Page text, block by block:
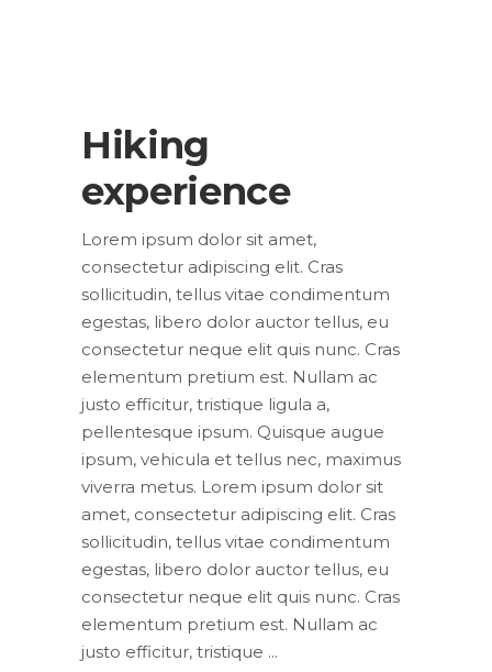
Hiking
experience
Lorem ipsum dolor sit amet,
consectetur adipiscing elit. Cras
sollicitudin, tellus vitae condimentum
egestas, libero dolor auctor tellus, eu
consectetur neque elit quis nunc. Cras
elementum pretium est. Nullam ac
justo efficitur, tristique ligula a,
pellentesque ipsum. Quisque augue
ipsum, vehicula et tellus nec, maximus
viverra metus. Lorem ipsum dolor sit
amet, consectetur adipiscing elit. Cras
sollicitudin, tellus vitae condimentum
egestas, libero dolor auctor tellus, eu
consectetur neque elit quis nunc. Cras
elementum pretium est. Nullam ac
justo efficitur, tristique